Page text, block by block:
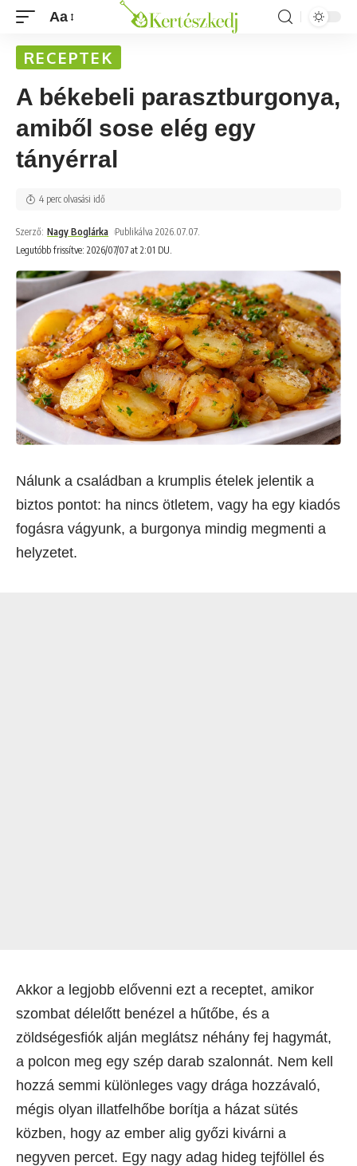
Aa
RECEPTEK
A békebeli parasztburgonya,
amiből sose elég egy
tányérral
Legutóbb frissítve: 2026/07/07 at 2:01 DU.
Szerző: Nagy Boglárka Publikálva 2026.07.07.
4 perc olvasási idő
Nálunk a családban a krumplis ételek jelentik a
biztos pontot: ha nincs ötletem, vagy ha egy kiadós
fogásra vágyunk, a burgonya mindig megmenti a
helyzetet.
Akkor a legjobb elővenni ezt a receptet, amikor
szombat délelőtt benézel a hűtőbe, és a
zöldségesfiók alján meglátsz néhány fej hagymát,
a polcon meg egy szép darab szalonnát. Nem kell
hozzá semmi különleges vagy drága hozzávaló,
mégis olyan illatfelhőbe borítja a házat sütés
közben, hogy az ember alig győzi kivárni a
negyven percet. Egy nagy adag hideg tejföllel és